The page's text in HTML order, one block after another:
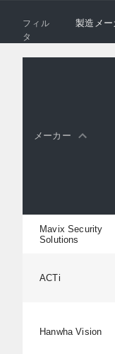
フィル
タ
製造メー
メーカー
Mavix Security
Solutions
ACTi
Hanwha Vision